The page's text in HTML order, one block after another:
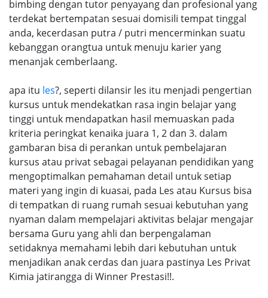
bimbing dengan tutor penyayang dan profesional yang
terdekat bertempatan sesuai domisili tempat tinggal
anda, kecerdasan putra / putri mencerminkan suatu
kebanggan orangtua untuk menuju karier yang
menanjak cemberlaang.
apa itu les?, seperti dilansir les itu menjadi pengertian
kursus untuk mendekatkan rasa ingin belajar yang
tinggi untuk mendapatkan hasil memuaskan pada
kriteria peringkat kenaika juara 1, 2 dan 3. dalam
gambaran bisa di perankan untuk pembelajaran
kursus atau privat sebagai pelayanan pendidikan yang
mengoptimalkan pemahaman detail untuk setiap
materi yang ingin di kuasai, pada Les atau Kursus bisa
di tempatkan di ruang rumah sesuai kebutuhan yang
nyaman dalam mempelajari aktivitas belajar mengajar
bersama Guru yang ahli dan berpengalaman
setidaknya memahami lebih dari kebutuhan untuk
menjadikan anak cerdas dan juara pastinya Les Privat
Kimia jatirangga di Winner Prestasi!!.